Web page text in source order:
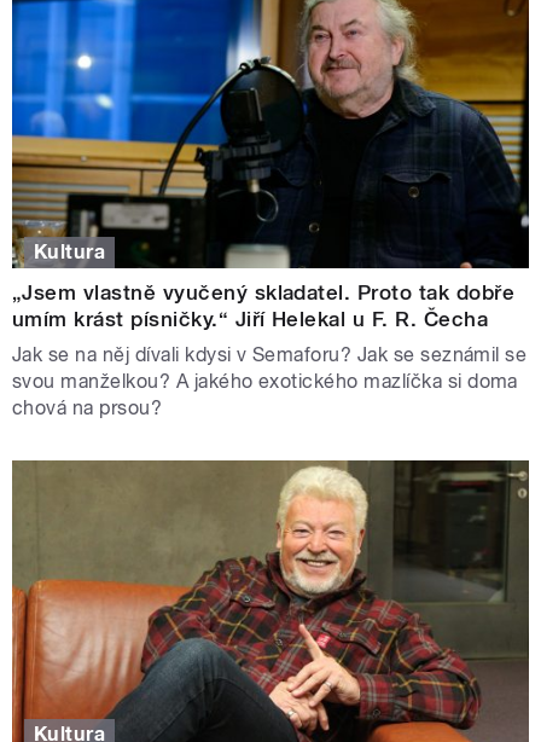
Kultura
„Jsem vlastně vyučený skladatel. Proto tak dobře
umím krást písničky.“ Jiří Helekal u F. R. Čecha
Jak se na něj dívali kdysi v Semaforu? Jak se seznámil se
svou manželkou? A jakého exotického mazlíčka si doma
chová na prsou?
Kultura